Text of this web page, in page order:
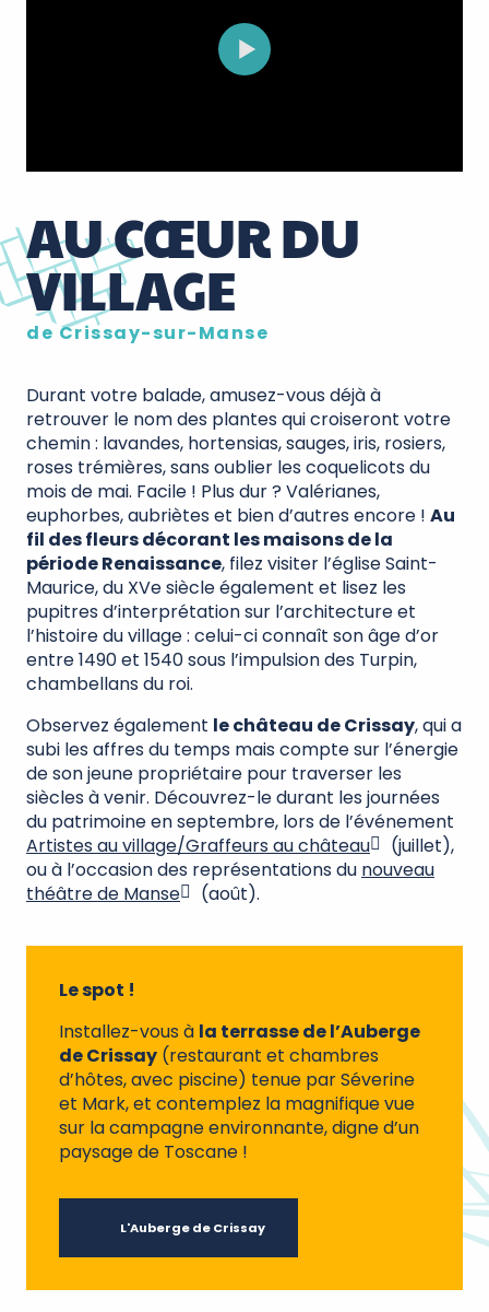
AU CŒUR DU
VILLAGE
de Crissay-sur-Manse
Durant votre balade, amusez-vous déjà à
retrouver le nom des plantes qui croiseront votre
chemin : lavandes, hortensias, sauges, iris, rosiers,
roses trémières, sans oublier les coquelicots du
mois de mai. Facile ! Plus dur ? Valérianes,
euphorbes, aubriètes et bien d’autres encore ! Au
fil des fleurs décorant les maisons de la
période Renaissance, filez visiter l’église Saint-
Maurice, du XVe siècle également et lisez les
pupitres d’interprétation sur l’architecture et
l’histoire du village : celui-ci connaît son âge d’or
entre 1490 et 1540 sous l’impulsion des Turpin,
chambellans du roi.
Observez également le château de Crissay, qui a
subi les affres du temps mais compte sur l’énergie
de son jeune propriétaire pour traverser les
siècles à venir. Découvrez-le durant les journées
du patrimoine en septembre, lors de l’événement
Artistes au village/Graffeurs au château
(juillet),
ou à l’occasion des représentations du nouveau
théâtre de Manse
(août).
Le spot !
Installez-vous à la terrasse de l’Auberge
de Crissay (restaurant et chambres
d’hôtes, avec piscine) tenue par Séverine
et Mark, et contemplez la magnifique vue
sur la campagne environnante, digne d’un
paysage de Toscane !
L'Auberge de Crissay